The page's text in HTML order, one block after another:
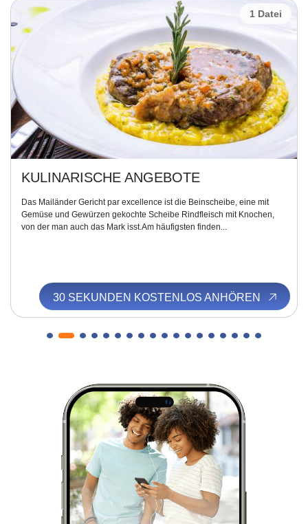
1 Datei
KULINARISCHE ANGEBOTE
Das Mailänder Gericht par excellence ist die Beinscheibe, eine mit
Gemüse und Gewürzen gekochte Scheibe Rindfleisch mit Knochen,
von der man auch das Mark isst.Am häufigsten finden...
30 SEKUNDEN KOSTENLOS ANHÖREN